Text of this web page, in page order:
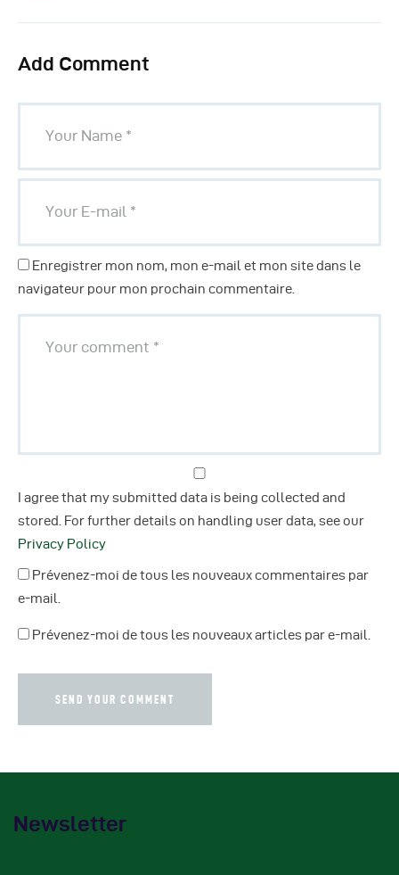
Add Comment
Enregistrer mon nom, mon e-mail et mon site dans le
navigateur pour mon prochain commentaire.
I agree that my submitted data is being collected and
stored. For further details on handling user data, see our
Privacy Policy
Prévenez-moi de tous les nouveaux commentaires par
e-mail.
Prévenez-moi de tous les nouveaux articles par e-mail.
Newsletter